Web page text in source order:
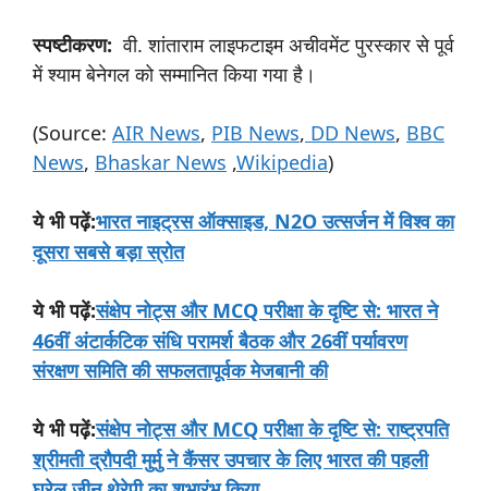
स्पष्टीकरण: वी. शांताराम लाइफटाइम अचीवमेंट पुरस्कार से पूर्व
में श्याम बेनेगल को सम्मानित किया गया है।
(Source: AIR News, PIB News, DD News, BBC
News, Bhaskar News ,Wikipedia)
ये भी पढ़ें:भारत नाइट्रस ऑक्साइड, N2O उत्सर्जन में विश्व का
दूसरा सबसे बड़ा स्रोत
ये भी पढ़ें:संक्षेप नोट्स और MCQ परीक्षा के दृष्टि से: भारत ने
46वीं अंटार्कटिक संधि परामर्श बैठक और 26वीं पर्यावरण
संरक्षण समिति की सफलतापूर्वक मेजबानी की
ये भी पढ़ें:संक्षेप नोट्स और MCQ परीक्षा के दृष्टि से: राष्ट्रपति
श्रीमती द्रौपदी मुर्मु ने कैंसर उपचार के लिए भारत की पहली